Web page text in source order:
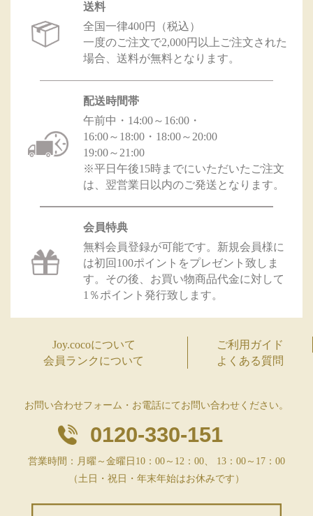
送料
全国一律400円（税込）
一度のご注文で2,000円以上ご注文された
場合、送料が無料となります。
配送時間帯
午前中・14:00～16:00・
16:00～18:00・18:00～20:00
19:00～21:00
※平日午後15時までにいただいたご注文
は、翌営業日以内のご発送となります。
会員特典
無料会員登録が可能です。新規会員様に
は初回100ポイントをプレゼント致しま
す。その後、お買い物商品代金に対して
1％ポイント発行致します。
Joy.cocoについて
ご利用ガイド
会員ランクについて
よくある質問
お問い合わせフォーム・お電話にてお問い合わせください。
0120-330-151
営業時間：月曜～金曜日10：00～12：00、 13：00～17：00
（土日・祝日・年末年始はお休みです）